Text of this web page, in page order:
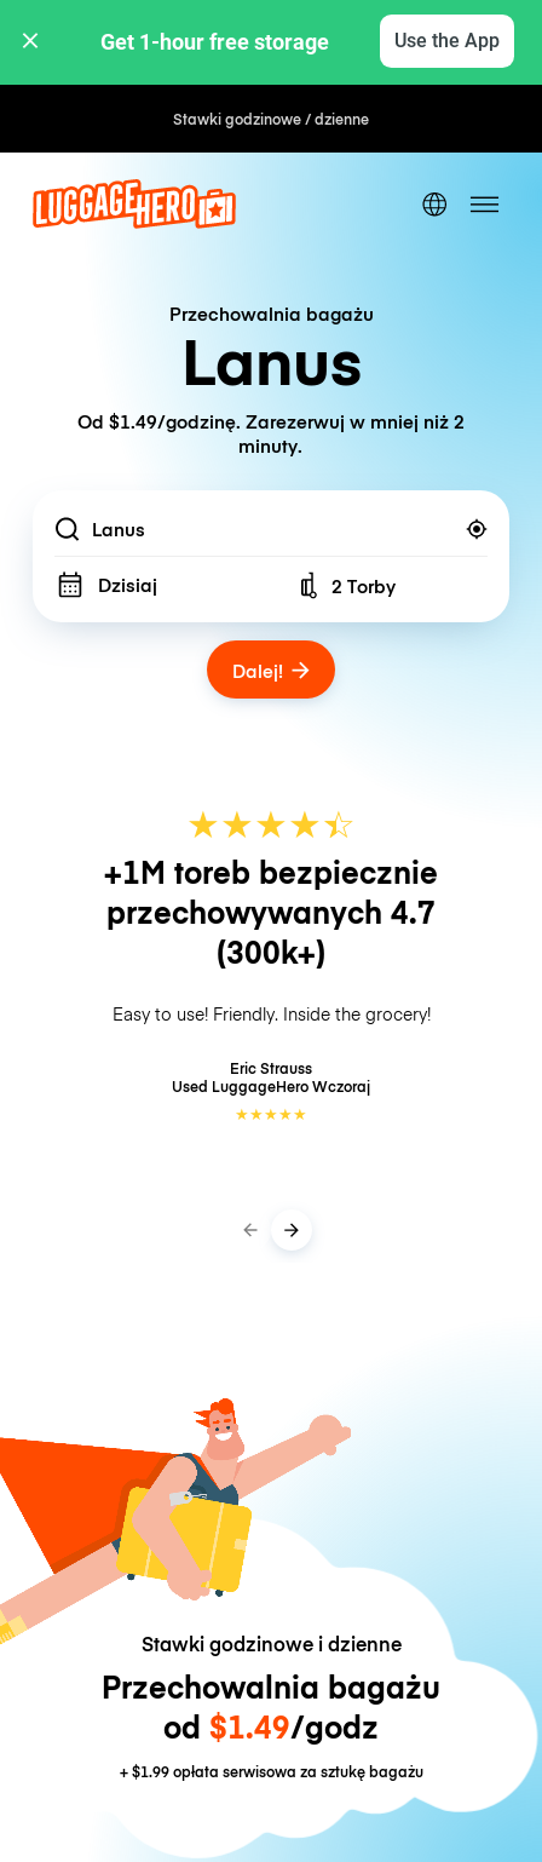
Get 1-hour free storage Use the App
Stawki godzinowe / dzienne
Przechowalnia bagażu
Lanus
Od $1.49/godzinę. Zarezerwuj w mniej niż 2
minuty.
Location
Dzisiaj Number of bags
2 Torby
Dalej!
★★★★☆
★
+1M toreb bezpiecznie
przechowywanych 4.7
(300k+)
Easy to use! Friendly. Inside the grocery!
Eric Strauss
Used LuggageHeroWczoraj
★★★★★
Stawki godzinowe i dzienne
Przechowalnia bagażu
od $1.49/godz
+$1.99opłata serwisowa za sztukę bagażu